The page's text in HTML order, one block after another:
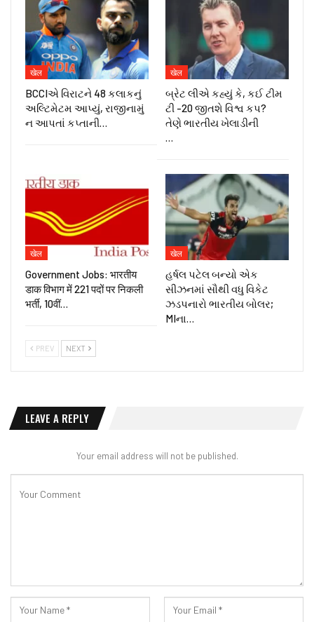
खेल
BCCIએ વિરાટને 48 કલાકનું
અલ્ટિમેટમ આપ્યું, રાજીનામું
ન આપતાં કપ્તાની…
खेल
બ્રેટ લીએ કહ્યું કે, કઈ ટીમ
ટી -20 જીતશે વિશ્વ કપ?
તેણે ભારતીય ખેલાડીની
…
खेल
Government Jobs: भारतीय
डाक विभाग में 221 पदों पर निकली
भर्ती, 10वीं…
खेल
હર્ષલ પટેલ બન્યો એક
સીઝનમાં સૌથી વધુ વિકેટ
ઝડપનારો ભારતીય બોલર;
MIના…
PREV NEXT
LEAVE A REPLY
Your email address will not be published.